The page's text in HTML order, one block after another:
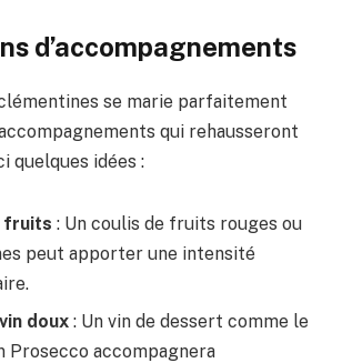
d’accompagnements
se marie parfaitement
qui rehausseront
quelques idées :
fruits : Un coulis de fruits rouges ou
peut apporter une intensité
doux : Un vin de dessert comme le
Prosecco accompagnera